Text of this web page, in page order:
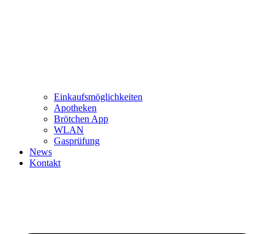
Einkaufsmöglichkeiten
Apotheken
Brötchen App
WLAN
Gasprüfung
News
Kontakt